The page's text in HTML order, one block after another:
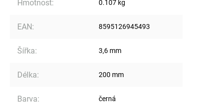
Hmotnost: 0.107 kg
EAN: 8595126945493
Šířka: 3,6 mm
Délka: 200 mm
Barva: černá